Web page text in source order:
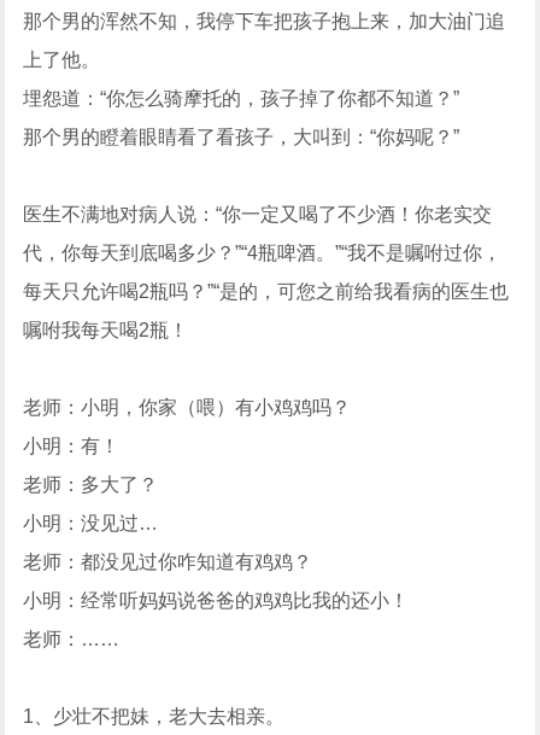
那个男的浑然不知，我停下车把孩子抱上来，加大油门追
上了他。
埋怨道：“你怎么骑摩托的，孩子掉了你都不知道？”
那个男的瞪着眼睛看了看孩子，大叫到：“你妈呢？”
医生不满地对病人说：“你一定又喝了不少酒！你老实交
代，你每天到底喝多少？”“4瓶啤酒。”“我不是嘱咐过你，
每天只允许喝2瓶吗？”“是的，可您之前给我看病的医生也
嘱咐我每天喝2瓶！
老师：小明，你家（喂）有小鸡鸡吗？
小明：有！
老师：多大了？
小明：没见过…
老师：都没见过你咋知道有鸡鸡？
小明：经常听妈妈说爸爸的鸡鸡比我的还小！
老师：……
1、少壮不把妹，老大去相亲。